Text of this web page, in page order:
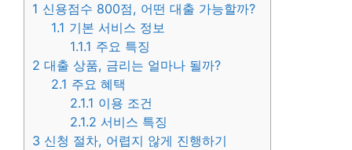
1 신용점수 800점, 어떤 대출 가능할까?
1.1 기본 서비스 정보
1.1.1 주요 특징
2 대출 상품, 금리는 얼마나 될까?
2.1 주요 혜택
2.1.1 이용 조건
2.1.2 서비스 특징
3 신청 절차, 어렵지 않게 진행하기